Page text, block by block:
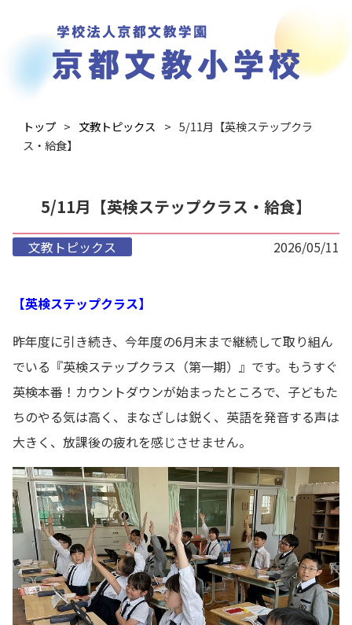
トップ 文教トピックス
5/11月【英検ステップクラ
ス・給食】
5/11月【英検ステップクラス・給食】
文教トピックス 2026/05/11
【英検ステップクラス】
昨年度に引き続き、今年度の6月末まで継続して取り組ん
でいる『英検ステップクラス（第一期）』です。もうすぐ
英検本番！カウントダウンが始まったところで、子どもた
ちのやる気は高く、まなざしは鋭く、英語を発音する声は
大きく、放課後の疲れを感じさせません。